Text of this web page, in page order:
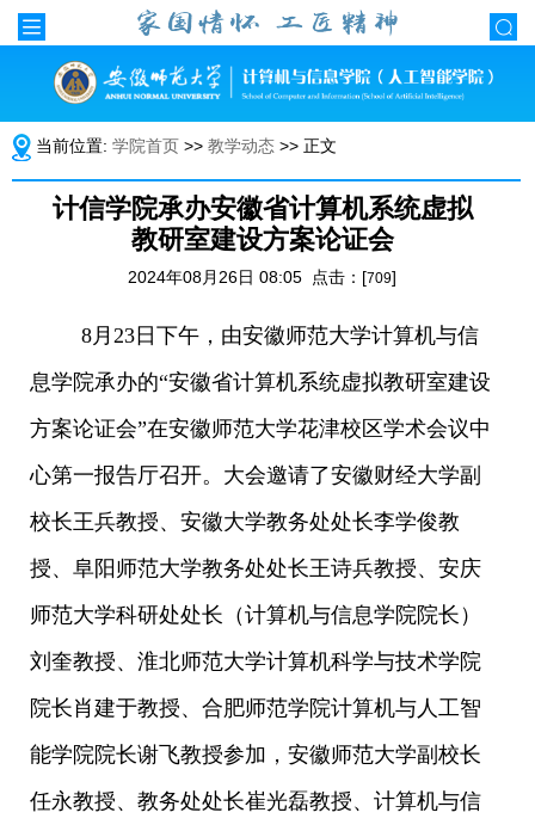
当前位置: 学院首页 >> 教学动态 >> 正文
计信学院承办安徽省计算机系统虚拟
教研室建设方案论证会
2024年08月26日 08:05 点击：[709]
8月23日下午， 由安徽师范大学计算机与信
息学院承办的“安徽省计算机系统虚拟教研室建设
方案论证会”在安徽师范大学花津校区学术会议中
心第一报告厅召开。大会邀请了安徽财经大学副
校长王兵教授、安徽大学教务处处长李学俊教
授、阜阳师范大学教务处处长王诗兵教授、安庆
师范大学科研处处长（计算机与信息学院院长）
刘奎教授、淮北师范大学计算机科学与技术学院
院长肖建于教授、合肥师范学院计算机与人工智
能学院院长谢飞教授参加， 安徽师范大学副校长
任永教授、教务处处长崔光磊教授、计算机与信